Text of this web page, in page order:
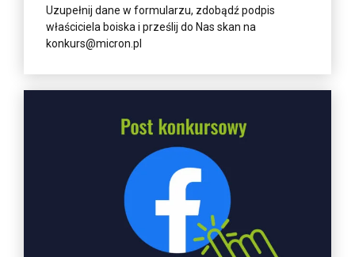
Uzupełnij dane w formularzu, zdobądź podpis
właściciela boiska i prześlij do Nas skan na
konkurs@micron.pl